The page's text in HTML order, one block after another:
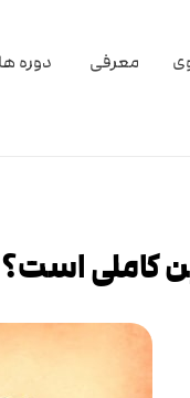
معرفی دوره
کاملی است؟